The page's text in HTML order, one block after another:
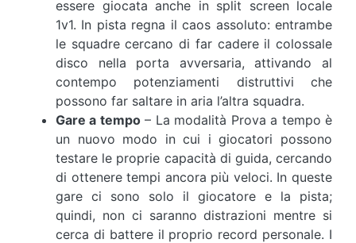
essere giocata anche in split screen locale
1v1. In pista regna il caos assoluto: entrambe
le squadre cercano di far cadere il colossale
disco nella porta avversaria, attivando al
contempo potenziamenti distruttivi che
possono far saltare in aria l’altra squadra.
Gare a tempo– La modalità Prova a tempo è
un nuovo modo in cui i giocatori possono
testare le proprie capacità di guida, cercando
di ottenere tempi ancora più veloci. In queste
gare ci sono solo il giocatore e la pista;
quindi, non ci saranno distrazioni mentre si
cerca di battere il proprio record personale. I